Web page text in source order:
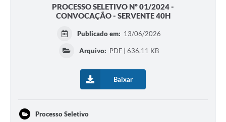
PROCESSO SELETIVO Nº 01/2024 -
CONVOCAÇÃO - SERVENTE 40H
Publicado em: 13/06/2026
Arquivo: PDF | 636,11 KB
Baixar
Processo Seletivo